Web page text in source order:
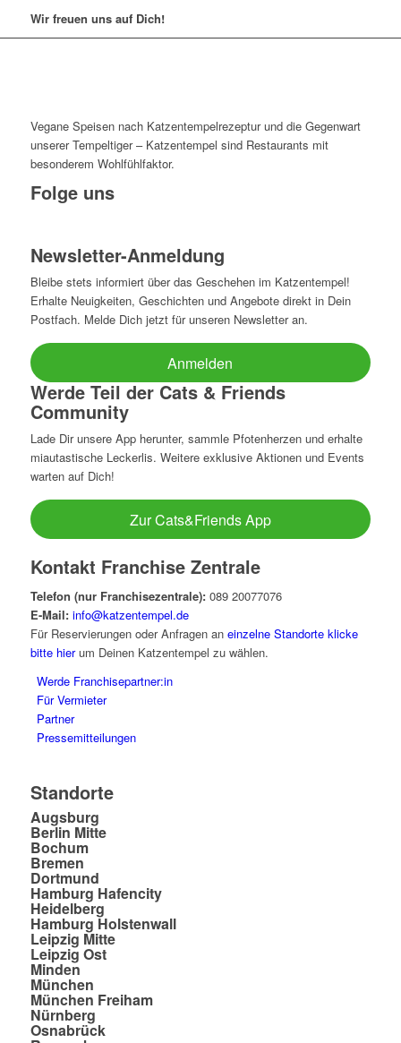
Wir freuen uns auf Dich!
Vegane Speisen nach Katzentempelrezeptur und die Gegenwart
unserer Tempeltiger – Katzentempel sind Restaurants mit
besonderem Wohlfühlfaktor.
Folge uns
Newsletter-Anmeldung
Bleibe stets informiert über das Geschehen im Katzentempel!
Erhalte Neuigkeiten, Geschichten und Angebote direkt in Dein
Postfach. Melde Dich jetzt für unseren Newsletter an.
Anmelden
Werde Teil der Cats & Friends
Community
Lade Dir unsere App herunter, sammle Pfotenherzen und erhalte
miautastische Leckerlis. Weitere exklusive Aktionen und Events
warten auf Dich!
Zur Cats&Friends App
Kontakt Franchise Zentrale
Telefon (nur Franchisezentrale):089 20077076
E-Mail: info@katzentempel.de
Für Reservierungen oder Anfragen an einzelne Standorte klicke
bitte hierum Deinen Katzentempel zu wählen.
Werde Franchisepartner:in
Für Vermieter
Partner
Pressemitteilungen
Standorte
Augsburg
Berlin Mitte
Bochum
Bremen
Dortmund
Hamburg Hafencity
Heidelberg
Hamburg Holstenwall
Leipzig Mitte
Leipzig Ost
Minden
München
München Freiham
Nürnberg
Osnabrück